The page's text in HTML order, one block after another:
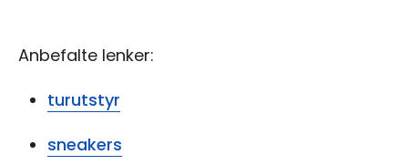
Anbefalte lenker:
turutstyr
sneakers